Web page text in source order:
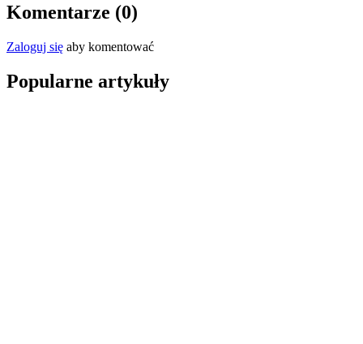
Komentarze (0)
Zaloguj się aby komentować
Popularne artykuły